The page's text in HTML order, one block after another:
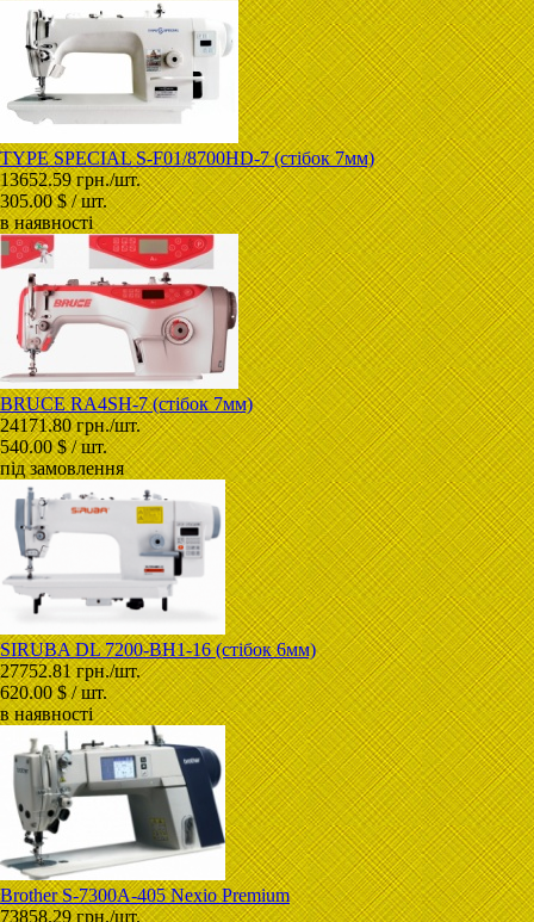
TYPE SPECIAL S-F01/8700HD-7 (стібок 7мм)
13652.59 грн./шт.
305.00 $ / шт.
в наявності
BRUCE RA4SH-7 (стібок 7мм)
24171.80 грн./шт.
540.00 $ / шт.
під замовлення
SIRUBA DL 7200-BH1-16 (стібок 6мм)
27752.81 грн./шт.
620.00 $ / шт.
в наявності
Brother S-7300A-405 Nexio Premium
73858.29 грн./шт.